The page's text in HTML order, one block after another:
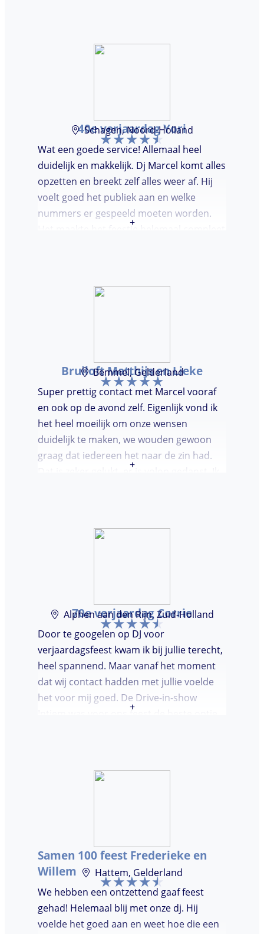
40e verjaardag Yori
Schagen, Noord-Holland
Wat een goede service! Allemaal heel
duidelijk en makkelijk. Dj Marcel komt alles
opzetten en breekt zelf alles weer af. Hij
voelt goed het publiek aan en welke
nummers er gespeeld moeten worden.
Het maakte het feestje helemaal compleet
+
Bruiloft Matthijs en Lieke
Bemmel, Gelderland
Super prettig contact met Marcel vooraf
en ook op de avond zelf. Eigenlijk vond ik
het heel moeilijk om onze wensen
duidelijk te maken, we wouden gewoon
graag dat iedereen het naar de zin had.
Dat is zeker gelukt, er is volop gedanst. Ik
+
70e verjaardag Corrie
Alphen aan den Rijn, Zuid-Holland
Door te googelen op DJ voor
verjaardagsfeest kwam ik bij jullie terecht,
heel spannend. Maar vanaf het moment
dat wij contact hadden met jullie voelde
het voor mij goed. De Drive-in-show
Intiem was voor ons feest de beste optie
jullie gevonden had. Wij hebben een
+
Samen 100 feest Frederieke en
Willem
Hattem, Gelderland
We hebben een ontzettend gaaf feest
gehad! Helemaal blij met onze dj. Hij
voelde het goed aan en weet hoe die een